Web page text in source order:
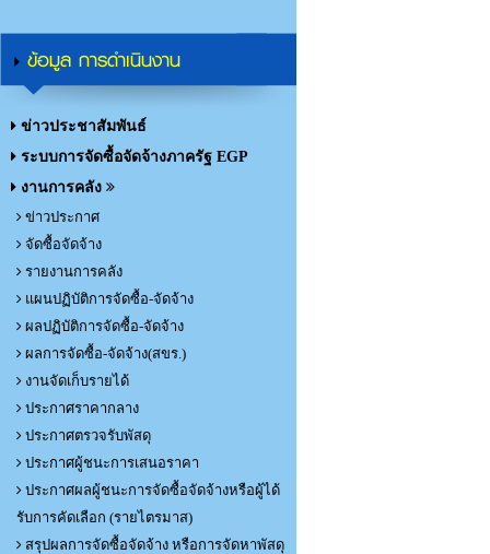
ข้อมูล การดำเนินงาน
ข่าวประชาสัมพันธ์
ระบบการจัดซื้อจัดจ้างภาครัฐ EGP
งานการคลัง
ข่าวประกาศ
จัดซื้อจัดจ้าง
รายงานการคลัง
แผนปฏิบัติการจัดซื้อ-จัดจ้าง
ผลปฏิบัติการจัดซื้อ-จัดจ้าง
ผลการจัดซื้อ-จัดจ้าง(สขร.)
งานจัดเก็บรายได้
ประกาศราคากลาง
ประกาศตรวจรับพัสดุ
ประกาศผู้ชนะการเสนอราคา
ประกาศผลผู้ชนะการจัดซื้อจัดจ้างหรือผู้ได้
รับการคัดเลือก (รายไตรมาส)
สรุปผลการจัดซื้อจัดจ้าง หรือการจัดหาพัสดุ